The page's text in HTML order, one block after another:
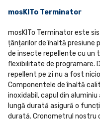
mosKITo Terminator
mosKITo Terminator este
țânțarilor de înaltă presiune
de insecte repellente cu un
flexibilitate de programare.
repellent pe zi nu a fost
Componentele de înaltă
inoxidabil, capul din
lungă durată asigură o
durată. Cronometrul nostru